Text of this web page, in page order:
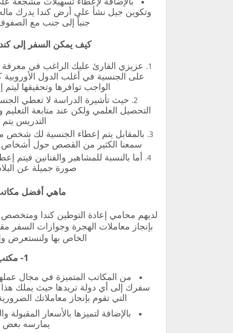
وتكوين جيل نشأ على أرض كندا يدرك
جنباً إلى جنب مع
كيف يمكن السفر إلى
على الجنسية في أغلب الدول
الواجب توافرها وتحقيقها
حيث تأشيرة الدراسة لا تعطي
التحصيل العلمي ولكن عند متابعة
التدريس يتم
بالمقابل يتم إعطاء الجنسية لك شخص
سمعنا الكثير من القصص حول أشخاص
أما بالنسبة للمشاهير والفنانين
صورة جميلة عن
ماهي أفضل
لديهم محامي إعادة التوطين كندا ومتخصص
بإنجاز معاملات الهجرة وجوازات السفر
الخاص بها ولنستعرض
1- مكتب أجنحة السلام :
من المكاتب المتميزة في مجال
سفرك إلى أي دولة تريدها حيث يملك هذا
التي تقوم بإنجاز معاملاتك
بالإضافة لتميزها بالأسعار
يمارسه بعض